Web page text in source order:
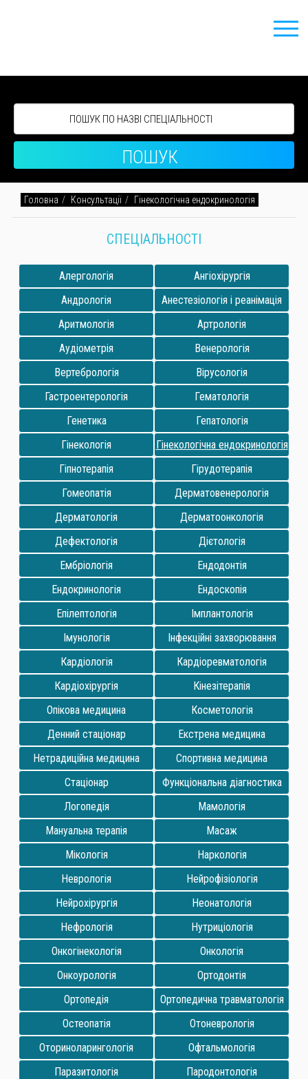
ПОШУК
Головна Консультації Гінекологічна ендокринологія
СПЕЦІАЛЬНОСТІ
Алергологія
Ангіохірургія
Андрологія
Анестезіологія і реанімація
Аритмологія
Артрологія
Аудіометрія
Венерологія
Вертебрологія
Вірусологія
Гастроентерологія
Гематологія
Генетика
Гепатологія
Гінекологія
Гінекологічна ендокринологія
Гіпнотерапія
Гірудотерапія
Гомеопатія
Дерматовенерологія
Дерматологія
Дерматоонкологія
Дефектологія
Дієтологія
Ембріологія
Ендодонтія
Ендокринологія
Ендоскопія
Епілептологія
Імплантологія
Імунологія
Інфекційні захворювання
Кардіологія
Кардіоревматологія
Кардіохірургія
Кінезітерапія
Опікова медицина
Косметологія
Денний стаціонар
Екстрена медицина
Нетрадиційна медицина
Спортивна медицина
Стаціонар
Функціональна діагностика
Логопедія
Мамологія
Мануальна терапія
Масаж
Мікологія
Наркологія
Неврологія
Нейрофізіологія
Нейрохірургія
Неонатологія
Нефрологія
Нутриціологія
Онкогінекологія
Онкологія
Онкоурологія
Ортодонтія
Ортопедія
Ортопедична травматологія
Остеопатія
Отоневрологія
Оториноларингологія
Офтальмологія
Паразитологія
Пародонтологія